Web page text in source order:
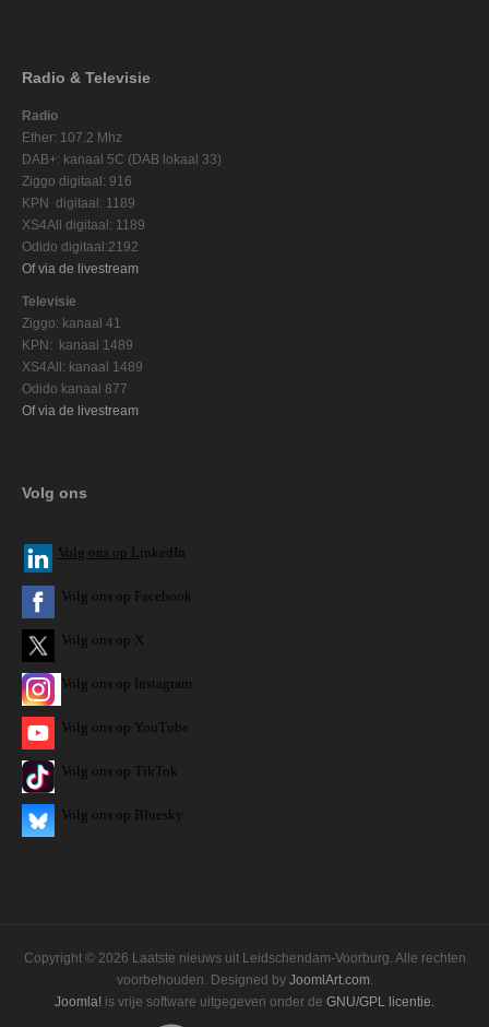
Radio & Televisie
Radio
Ether: 107.2 Mhz
DAB+: kanaal 5C (DAB lokaal 33)
Ziggo digitaal: 916
KPN digitaal: 1189
XS4All digitaal: 1189
Odido digitaal:2192
Of via de livestream
Televisie
Ziggo: kanaal 41
KPN: kanaal 1489
XS4All: kanaal 1489
Odido kanaal 877
Of via de livestream
Volg ons
Volg ons op L inkedIn
Volg ons op Facebook
Volg ons op X
Volg ons op Instagram
Volg ons op YouTube
Volg ons op TikTok
Volg ons op Bluesky
Copyright © 2026 Laatste nieuws uit Leidschendam-Voorburg. Alle rechten
voorbehouden. Designed by JoomlArt.com.
Joomla! is vrije software uitgegeven onder de GNU/GPL licentie.